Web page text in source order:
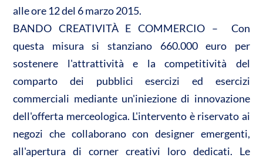
alle ore 12 del 6 marzo 2015.
BANDO CREATIVITÀ E COMMERCIO – Con
questa misura si stanziano 660.000 euro per
sostenere l'attrattività e la competitività del
comparto dei pubblici esercizi ed esercizi
commerciali mediante un'iniezione di innovazione
dell'offerta merceologica. L'intervento è riservato ai
negozi che collaborano con designer emergenti,
all'apertura di corner creativi loro dedicati. Le